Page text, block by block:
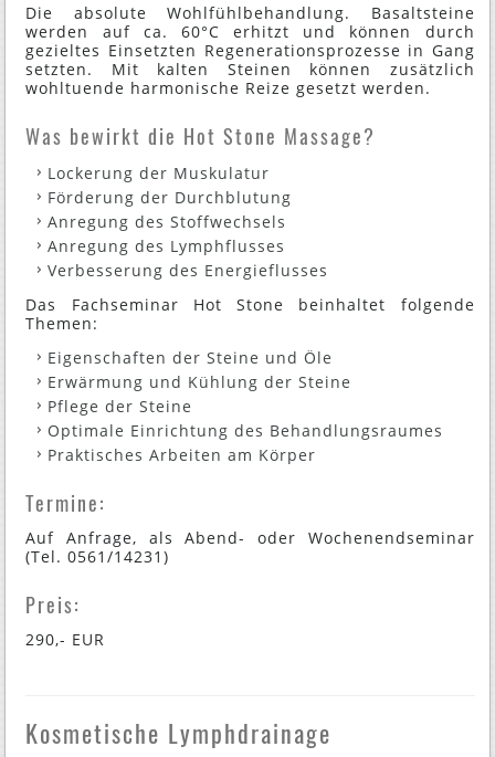
Die absolute Wohlfühlbehandlung. Basaltsteine
werden auf ca. 60°C erhitzt und können durch
gezieltes Einsetzten Regenerationsprozesse in Gang
setzten. Mit kalten Steinen können zusätzlich
wohltuende harmonische Reize gesetzt werden.
Was bewirkt die Hot Stone Massage?
Lockerung der Muskulatur
Förderung der Durchblutung
Anregung des Stoffwechsels
Anregung des Lymphflusses
Verbesserung des Energieflusses
Das Fachseminar Hot Stone beinhaltet folgende
Themen:
Eigenschaften der Steine und Öle
Erwärmung und Kühlung der Steine
Pflege der Steine
Optimale Einrichtung des Behandlungsraumes
Praktisches Arbeiten am Körper
Termine:
Auf Anfrage, als Abend- oder Wochenendseminar
(Tel. 0561/14231)
Preis:
290,- EUR
Kosmetische Lymphdrainage